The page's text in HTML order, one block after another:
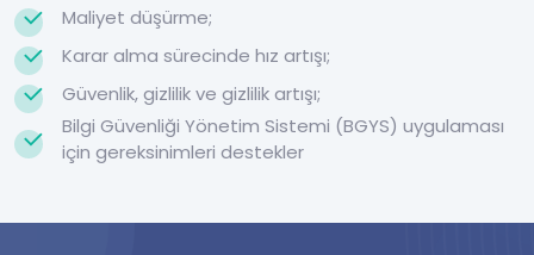
Maliyet düşürme;
Karar alma sürecinde hız artışı;
Güvenlik, gizlilik ve gizlilik artışı;
Bilgi Güvenliği Yönetim Sistemi (BGYS) uygulaması
için gereksinimleri destekler